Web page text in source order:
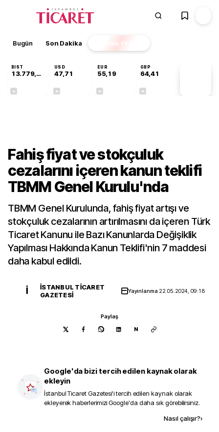
Bugün Son Dakika Finans EKSTRA
BIST
13.779,39
USD
47,71
EUR
55,19
GBP
64,41
Fahiş fiyat ve stokçuluk
cezalarını içeren kanun teklifi
TBMM Genel Kurulu'nda
TBMM Genel Kurulunda, fahiş fiyat artışı ve
stokçuluk cezalarının artırılmasını da içeren Türk
Ticaret Kanunu ile Bazı Kanunlarda Değişiklik
Yapılması Hakkında Kanun Teklifi'nin 7 maddesi
daha kabul edildi.
İ
İSTANBUL TICARET
GAZETESI
Yayınlanma 22.05.2024, 09:18
Paylaş
N
Google'da bizi tercih edilen kaynak olarak
ekleyin
İstanbul Ticaret Gazetesi'i tercih edilen kaynak olarak
ekleyerek haberlerimizi Google'da daha sık görebilirsiniz.
Nasıl çalışır?›